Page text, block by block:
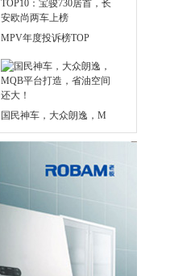
MPV年度投诉榜TOP
国民神车，大众朗逸，M